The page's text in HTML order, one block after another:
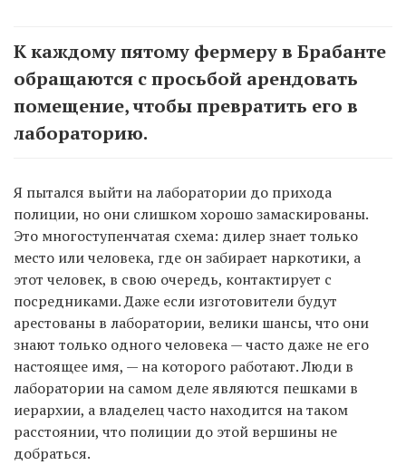
К каждому пятому фермеру в Брабанте
обращаются с просьбой арендовать
помещение, чтобы превратить его в
лабораторию.
Я пытался выйти на лаборатории до прихода
полиции, но они слишком хорошо замаскированы.
Это многоступенчатая схема: дилер знает только
место или человека, где он забирает наркотики, а
этот человек, в свою очередь, контактирует с
посредниками. Даже если изготовители будут
арестованы в лаборатории, велики шансы, что они
знают только одного человека — часто даже не его
настоящее имя, — на которого работают. Люди в
лаборатории на самом деле являются пешками в
иерархии, а владелец часто находится на таком
расстоянии, что полиции до этой вершины не
добраться.